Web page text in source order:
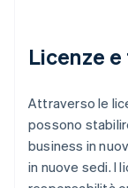
Licenze
Attraverso le
possono
business in
in nuove sedi. I